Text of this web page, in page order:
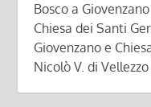
Bosco a
Chiesa dei Santi
Giovenzano e
Nicolò V. di